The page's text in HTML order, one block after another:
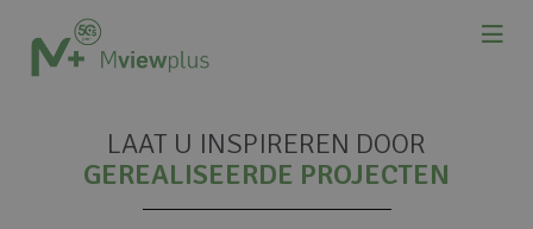
LAAT U INSPIREREN DOOR
GEREALISEERDE PROJECTEN